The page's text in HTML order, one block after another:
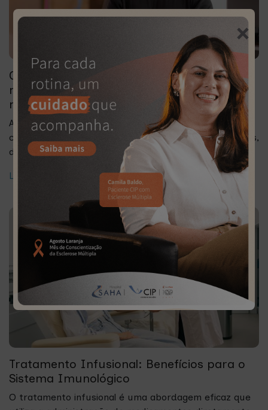
Como as terapias de infusão estão
mudando o tratamento da psoríase
moderada a grave.
A psoríase é uma doença inflamatória crônica da pele,
caracterizada pelo surgimento de placas avermelhadas,
descamação e coceira intensa, o[...]
Leia mais
Tratamento Infusional: Benefícios para o
Sistema Imunológico
O tratamento infusional é uma abordagem eficaz que
×